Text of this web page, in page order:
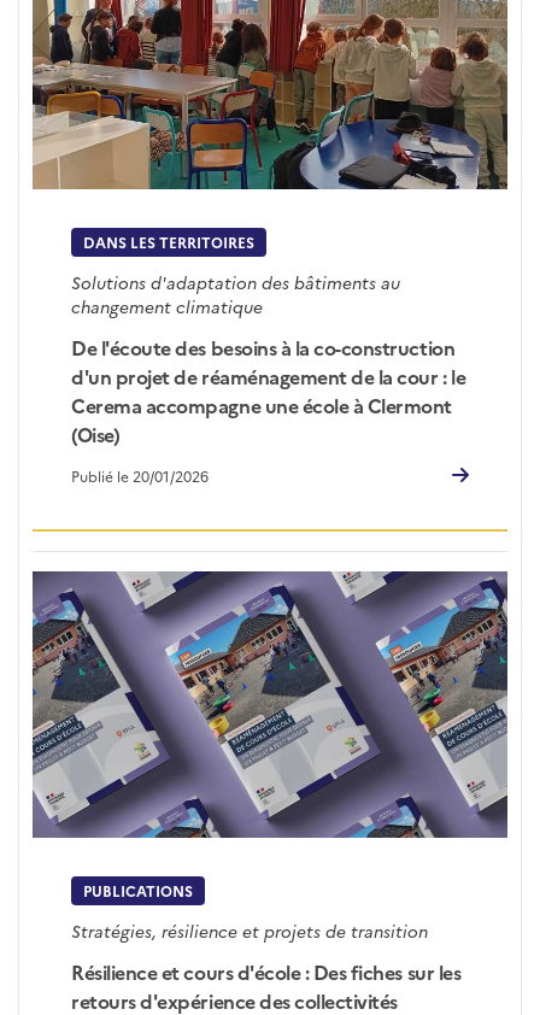
DANS LES TERRITOIRES
Solutions d'adaptation des bâtiments au
changement climatique
De l'écoute des besoins à la co-construction
d'un projet de réaménagement de la cour : le
Cerema accompagne une école à Clermont
(Oise)
Publié le 20/01/2026
PUBLICATIONS
Stratégies, résilience et projets de transition
Résilience et cours d'école : Des fiches sur les
retours d'expérience des collectivités